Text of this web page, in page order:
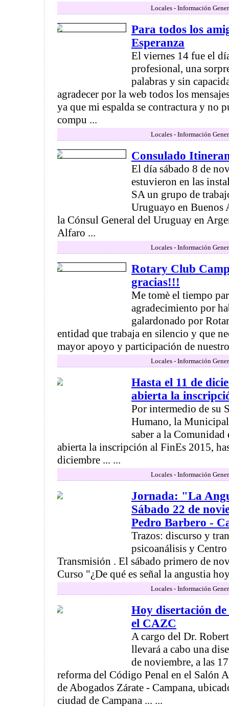
Locales - Información
Para todos los
Esperanza
El viernes 14 fue el
profesional, una
palabras y sin
agradecer por la web todos los
ya que mi espalda se contractura y no
compu ...
Locales - Información
Consulado
El día sábado 8 de
estuvieron en las
SA un grupo de
Uruguayo en Buenos
la Cónsul General del Uruguay en
Alfaro ...
Locales - Información
Rotary Club
gracias!!!
Me tomè el tiempo
agradecimiento por
galardonado por
entidad que trabaja en silencio y que
mayor apoyo y participación de
Locales - Información
Hasta el 11 de
abierta la
Por intermedio de su
Humano, la
saber a la Comunidad
abierta la inscripción al FinEs 2015,
diciembre ... ...
Locales - Información
Jornada: "La
Sábado 22 de
Pedro Barbero -
Trazos: discurso y
psicoanálisis y
Transmisión . El sábado primero de
Curso "¿De qué es señal la angustia
Locales - Información
Hoy disertación de
el CAZC
A cargo del Dr.
llevará a cabo una
de noviembre, a las
reforma del Código Penal en el Salón
de Abogados Zárate - Campana,
ciudad de Campana ... ...